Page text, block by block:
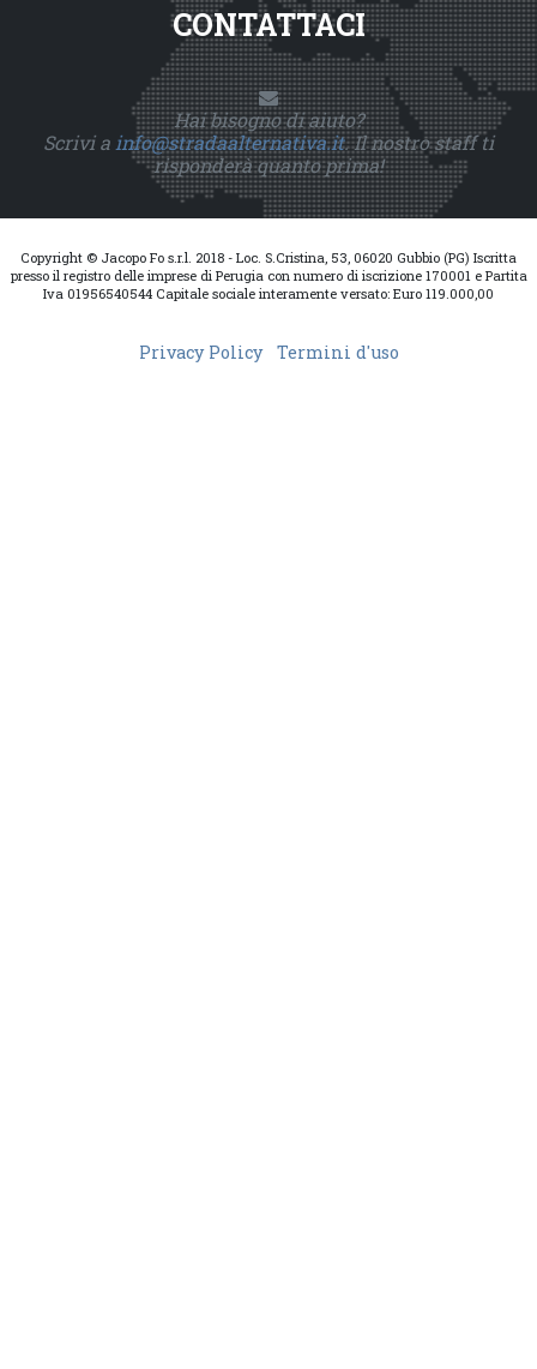
CONTATTACI
Hai bisogno di aiuto?
Scrivi ainfo@stradaalternativa.it. Il nostro staff ti
risponderà quanto prima!
Copyright © Jacopo Fo s.r.l. 2018 - Loc. S.Cristina, 53, 06020 Gubbio (PG) Iscritta
presso il registro delle imprese di Perugia con numero di iscrizione 170001 e Partita
Iva 01956540544 Capitale sociale interamente versato: Euro 119.000,00
Privacy Policy Termini d'uso